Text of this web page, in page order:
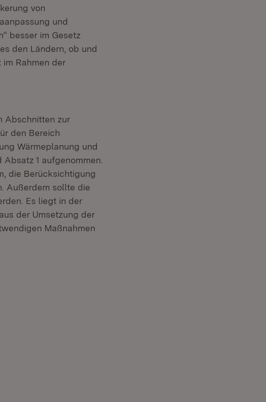
von
und
besser im Gesetz
den Ländern, ob und
Rahmen der
Abschnitten zur
den Bereich
Wärmeplanung und
1 aufgenommen.
die Berücksichtigung
Außerdem sollte die
Es liegt in der
der Umsetzung der
Maßnahmen